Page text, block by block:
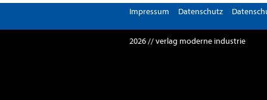
Impressum Datenschutz
2026 // verlag moderne industrie